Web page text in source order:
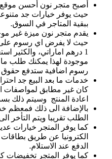
أصبح متجر نون أحسن موقع
حيث يوفر خيارات جد
ببقية المتاجر في السوق.
يقدم متجر نون ميزة غير
حيث لا يفرض اي رسوم على
1 درهم اماراتي، والكثير
موجودة لهذا يمكنك طلب
رسوم اضافية ستدفع حقوق
خدمات ما بعد البيع جد
كان غير مطابق
اعادة المنتج وسيتم ذلك
بالإضافة الى ذلك فمعظم
الطلب تقريبا ويتم التأخر
كما يوفر المتجر خيارات
الكترونيا عن طريق
الدفع عند الاستلام.
كما يوفر المتجر تخفيضات